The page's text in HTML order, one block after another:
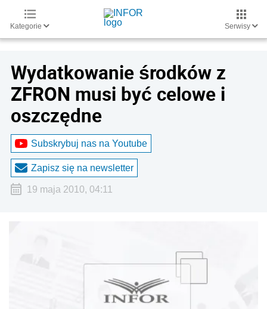
Kategorie Serwisy
Wydatkowanie środków z
ZFRON musi być celowe i
oszczędne
Subskrybuj nas na Youtube
Zapisz się na newsletter
19 maja 2010, 04:11